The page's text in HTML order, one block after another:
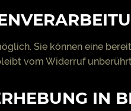
Sie können eine
vom Widerruf
IN